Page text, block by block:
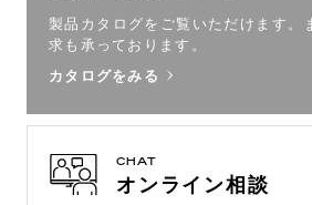
製品カタログをご覧いただけます。
求も承っております。
カタログをみる
CHAT
オンライン相談